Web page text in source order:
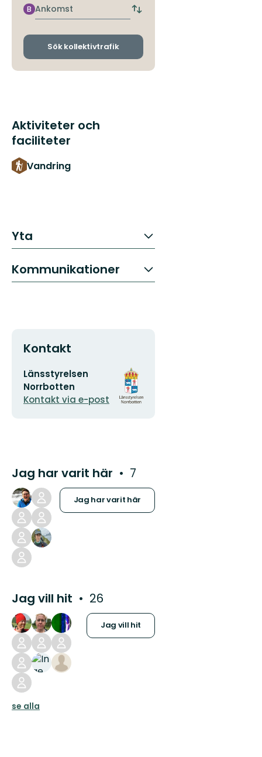
hållplats
Ankomst
B
Byt
och
Sök kollektivtrafik
Aktiviteter och
faciliteter
Vandring
Yta
Kommunikationer
Kontakt
E-
postadress
Länsstyrelsen
Norrbotten
Kontakt via e-post
Organisationens
logotyp
Jag har varit här 7
Jag har varit här
Jag vill hit 26
Jag vill hit
se alla